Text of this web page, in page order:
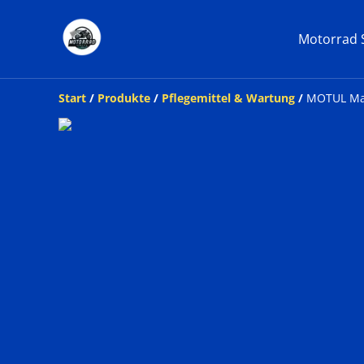
Motorrad
Start / Produkte / Pflegemittel & Wartung / MOTUL